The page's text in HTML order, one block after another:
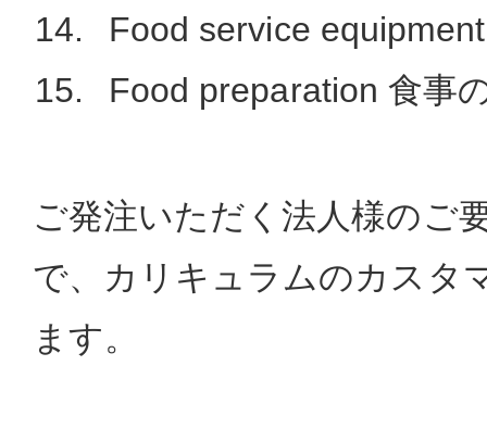
Food service
Food preparation 食事
ご発注いただく法人様のご
で、カリキュラムのカスタ
ます。